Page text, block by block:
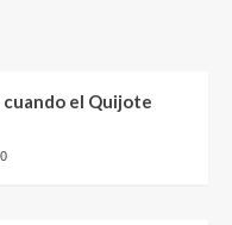
cuando el Quijote
0